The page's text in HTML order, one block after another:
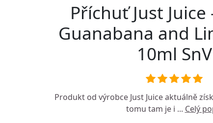
Příchuť Just Juice
Guanabana and
10ml SnV
Produkt od výrobce Just Juiceaktuálně
tomu tam je i ... Celý